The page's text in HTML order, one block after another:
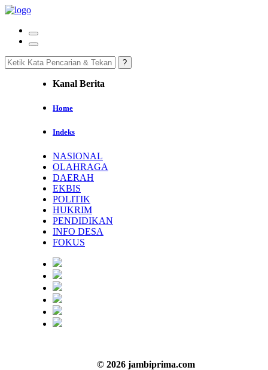
Kanal Berita
Home
Indeks
NASIONAL
OLAHRAGA
DAERAH
EKBIS
POLITIK
HUKRIM
PENDIDIKAN
INFO DESA
FOKUS
© 2026 jambiprima.com